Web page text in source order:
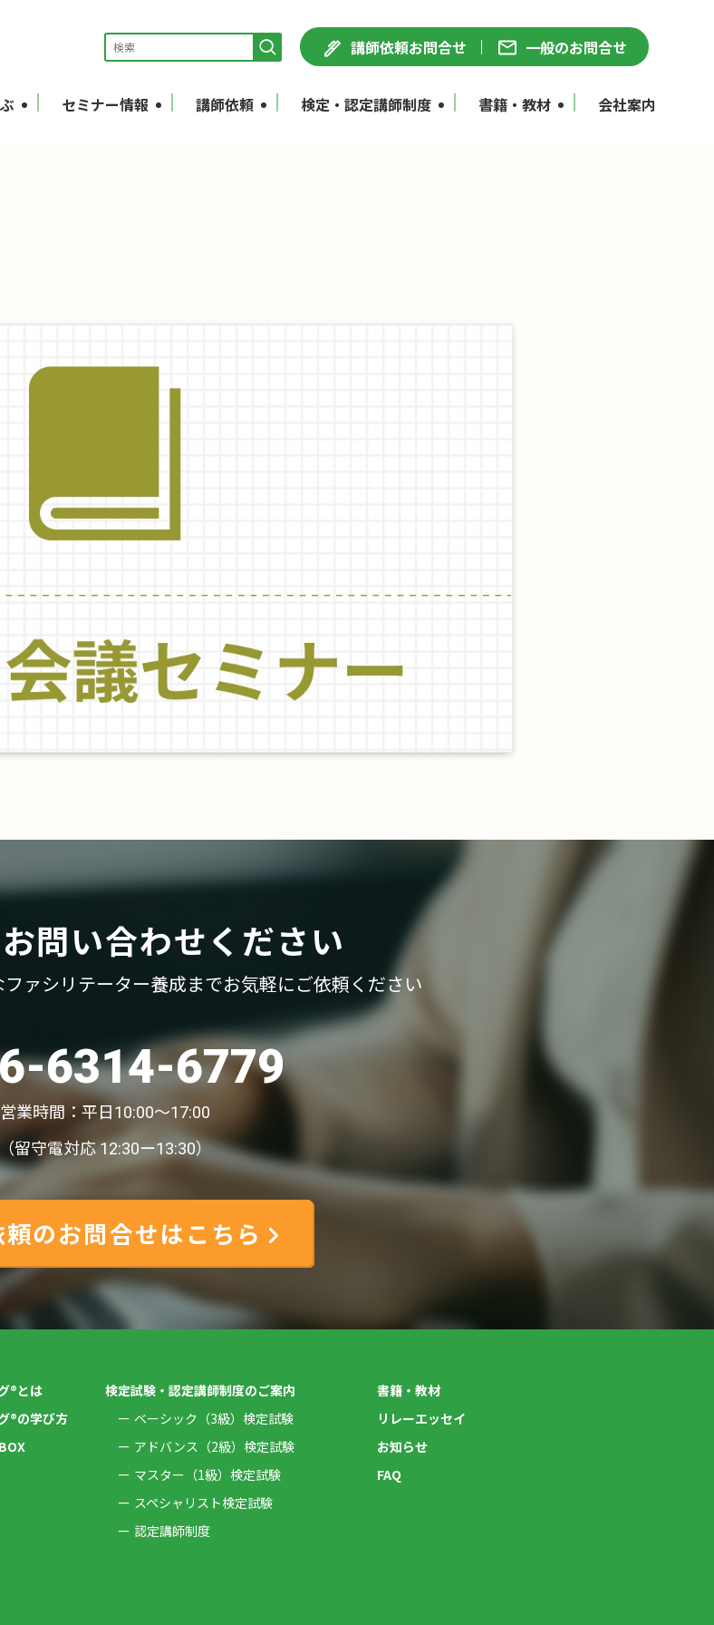
講師依頼お問合せ 一般のお問合せ
セミナー情報 講師依頼 検定・認定講師制度 書籍・教材 会社案内
お問い合わせください
ァシリテーター養成までお気軽にご依頼ください
6314-6779
営業時間：平日10:00〜17:00
（留守電対応 12:30ー13:30）
のお問合せはこちら
®とは
®の学び方
検定試験・認定講師制度のご案内
ベーシック（3級）検定試験
アドバンス（2級）検定試験
マスター（1級）検定試験
スペシャリスト検定試験
認定講師制度
書籍・教材
リレーエッセイ
お知らせ
FAQ